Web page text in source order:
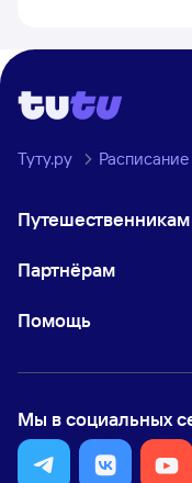
Туту.ру
Путешественникам
Партнёрам
Помощь
Мы в социальных